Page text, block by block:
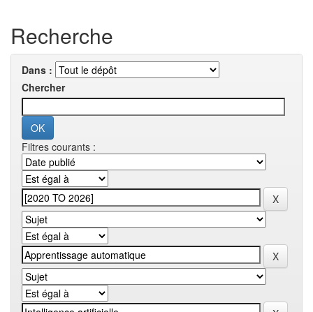
Recherche
Dans :
Chercher
Filtres courants :